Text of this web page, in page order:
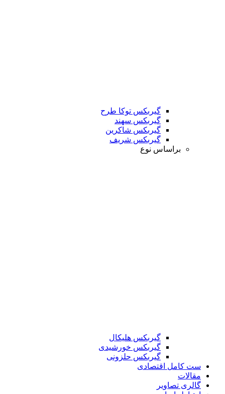
گیربکس توکا طرح
گیربکس سهند
گیربکس شاکرین
گیربکس شریف
براساس نوع
گیربکس هلیکال
گیربکس خورشیدی
گیربکس حلزونی
ست کامل اقتصادی
مقالات
گالری تصاویر